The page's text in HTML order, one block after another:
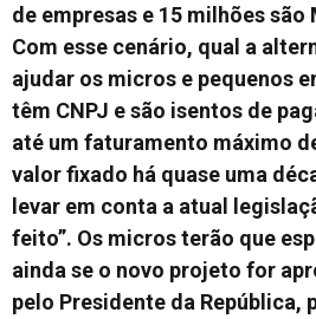
de empresas e 15 milhões são
Com esse cenário, qual a
ajudar os micros e pequenos
têm CNPJ e são isentos de
até um faturamento máximo
valor fixado há quase uma
levar em conta a atual
feito”. Os micros terão que
ainda se o novo projeto for
pelo Presidente da República,